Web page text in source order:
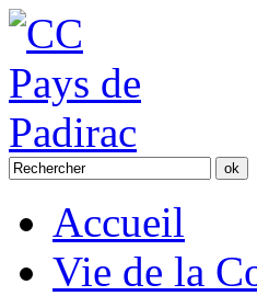
Accueil
Vie de la